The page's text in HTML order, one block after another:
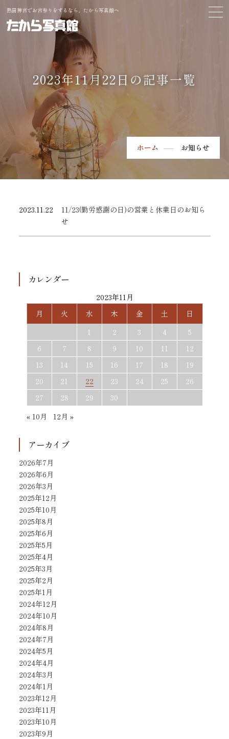
熱田神宮でお宮参りをするなら、たから写真館へ
2023年11月22日の記事一覧
ホーム お知らせ
2023.11.22
11/23(勤労感謝の日)の営業と休業日のお知ら
せ
カレンダー
2023年11月
月
火 水 木 金 土
日
1
2 3 4
5
6
7 8 9 10 11
12
13
14 15 16 17 18
19
20
21 22 23 24 25
26
27
28 29
30
« 10月
12月 »
アーカイブ
2026年7月
2026年6月
2026年3月
2025年12月
2025年10月
2025年8月
2025年6月
2025年5月
2025年4月
2025年3月
2025年2月
2025年1月
2024年12月
2024年10月
2024年8月
2024年7月
2024年5月
2024年4月
2024年3月
2024年1月
2023年12月
2023年11月
2023年10月
2023年9月